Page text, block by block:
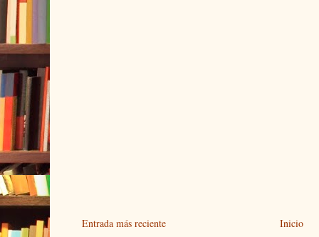
Entrada más reciente Inicio